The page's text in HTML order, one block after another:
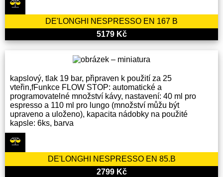
DE'LONGHI NESPRESSO EN 167 B
5179 Kč
kapslový, tlak 19 bar, připraven k použití za 25
vteřin,fFunkce FLOW STOP: automatické a
programovatelné množství kávy, nastavení: 40 ml pro
espresso a 110 ml pro lungo (množství můžu být
upraveno a uloženo), kapacita nádobky na použité
kapsle: 6ks, barva
DE'LONGHI NESPRESSO EN 85.B
2799 Kč